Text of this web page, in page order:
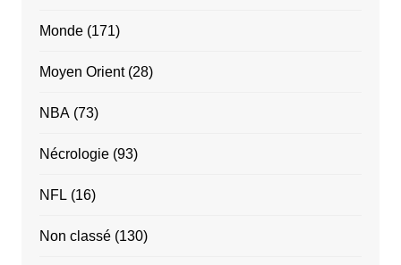
Monde(171)
Moyen Orient(28)
NBA(73)
Nécrologie(93)
NFL (16)
Non classé(130)